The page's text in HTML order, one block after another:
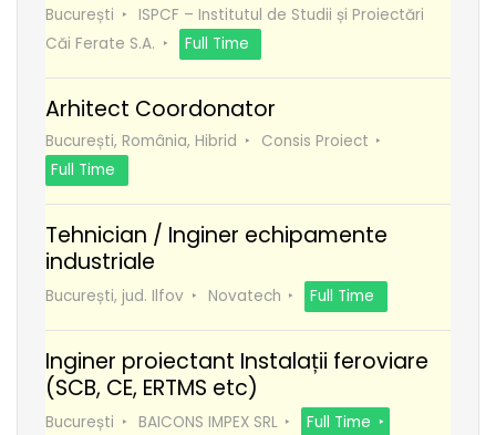
București
ISPCF – Institutul de Studii și Proiectări
Căi Ferate S.A.
Full Time
Arhitect Coordonator
București, România, Hibrid
Consis Proiect
Full Time
Tehnician / Inginer echipamente
industriale
București, jud. Ilfov Novatech Full Time
Inginer proiectant Instalații feroviare
(SCB, CE, ERTMS etc)
București BAICONS IMPEX SRL
Full Time